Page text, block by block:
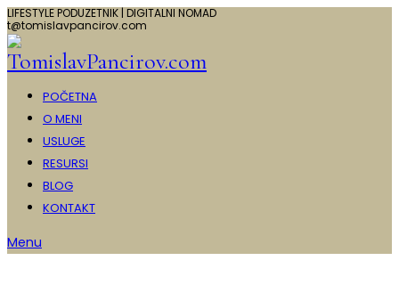
LIFESTYLE PODUZETNIK | DIGITALNI NOMAD
t@tomislavpancirov.com
POČETNA
O MENI
USLUGE
RESURSI
BLOG
KONTAKT
Menu